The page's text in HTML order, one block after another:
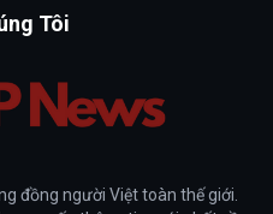
Tôi
đồng người Việt toàn thế giới.